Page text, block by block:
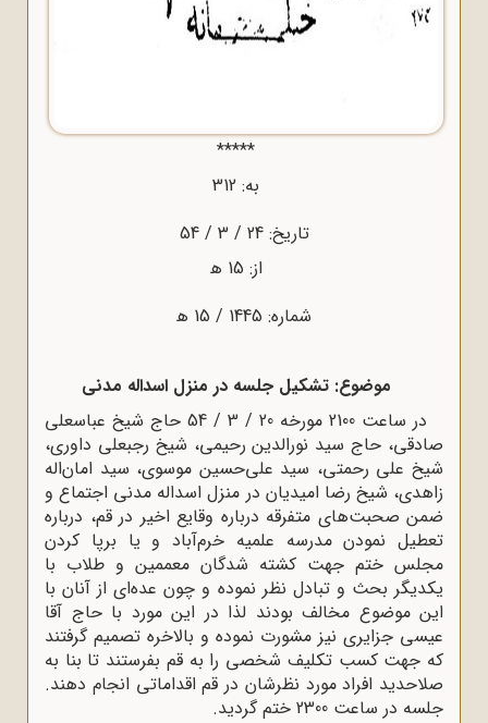
موضوع: تشکیل جلسه در منزل اسداله مدنى
در ساعت 2100 مورخه 20 / 3 / 54 حاج شیخ عباسعلى
حاج سید نورالدین رحیمى، شیخ رجبعلى داورى،
على رحمتى، سید على‌حسین موسوى، سید امان‌اله
شیخ رضا امیدیان در منزل اسداله مدنى اجتماع و
صحبت‌هاى متفرقه درباره وقایع اخیر در قم، درباره
نمودن مدرسه علمیه خرم‌آباد و یا برپا کردن
ختم جهت کشته شدگان معممین و طلاب با
بحث و تبادل نظر نموده و چون عده‌اى از آنان با
موضوع مخالف بودند لذا در این مورد با حاج آقا
جزایرى نیز مشورت نموده و بالاخره تصمیم گرفتند
جهت کسب تکلیف شخصى را به قم بفرستند تا بنا به
افراد مورد نظرشان در قم اقداماتى انجام دهند.
در ساعت 2300 ختم گردید.